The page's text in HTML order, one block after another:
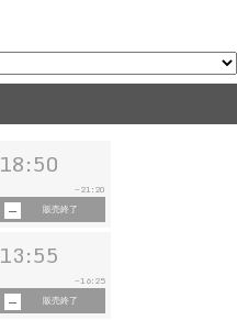
18:50
~ 21:20
販売終了
13:55
~16:25
販売終了